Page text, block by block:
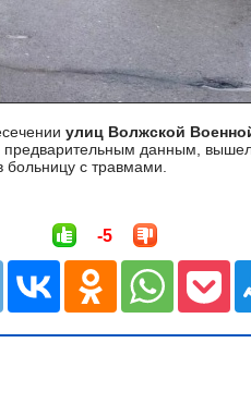
улиц Волжской
данным,
больницу с травмами.
-5